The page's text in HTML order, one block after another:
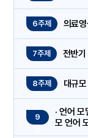
6주제 의료
7주제 전반기
8주제 대규
9
· 언어
모 언어